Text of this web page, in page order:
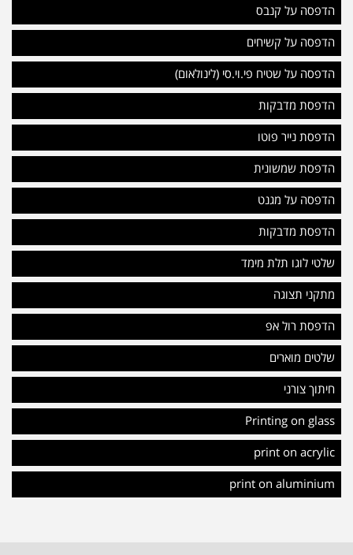
הדפסה על קנבס
הדפסה על קשיחים
הדפסה על שטיח פי.וי.סי (לינולאום)
הדפסת מדבקות
הדפסת נייר פוטו
הדפסת שמשונית
הדפסה על מגנט
הדפסת מדבקות
שלטי לוגו תלת מימד
מתקני תצוגה
הדפסת רול אפ
שלטים מוארים
חיתוך צורני
Printing on glass
print on acrylic
print on aluminium